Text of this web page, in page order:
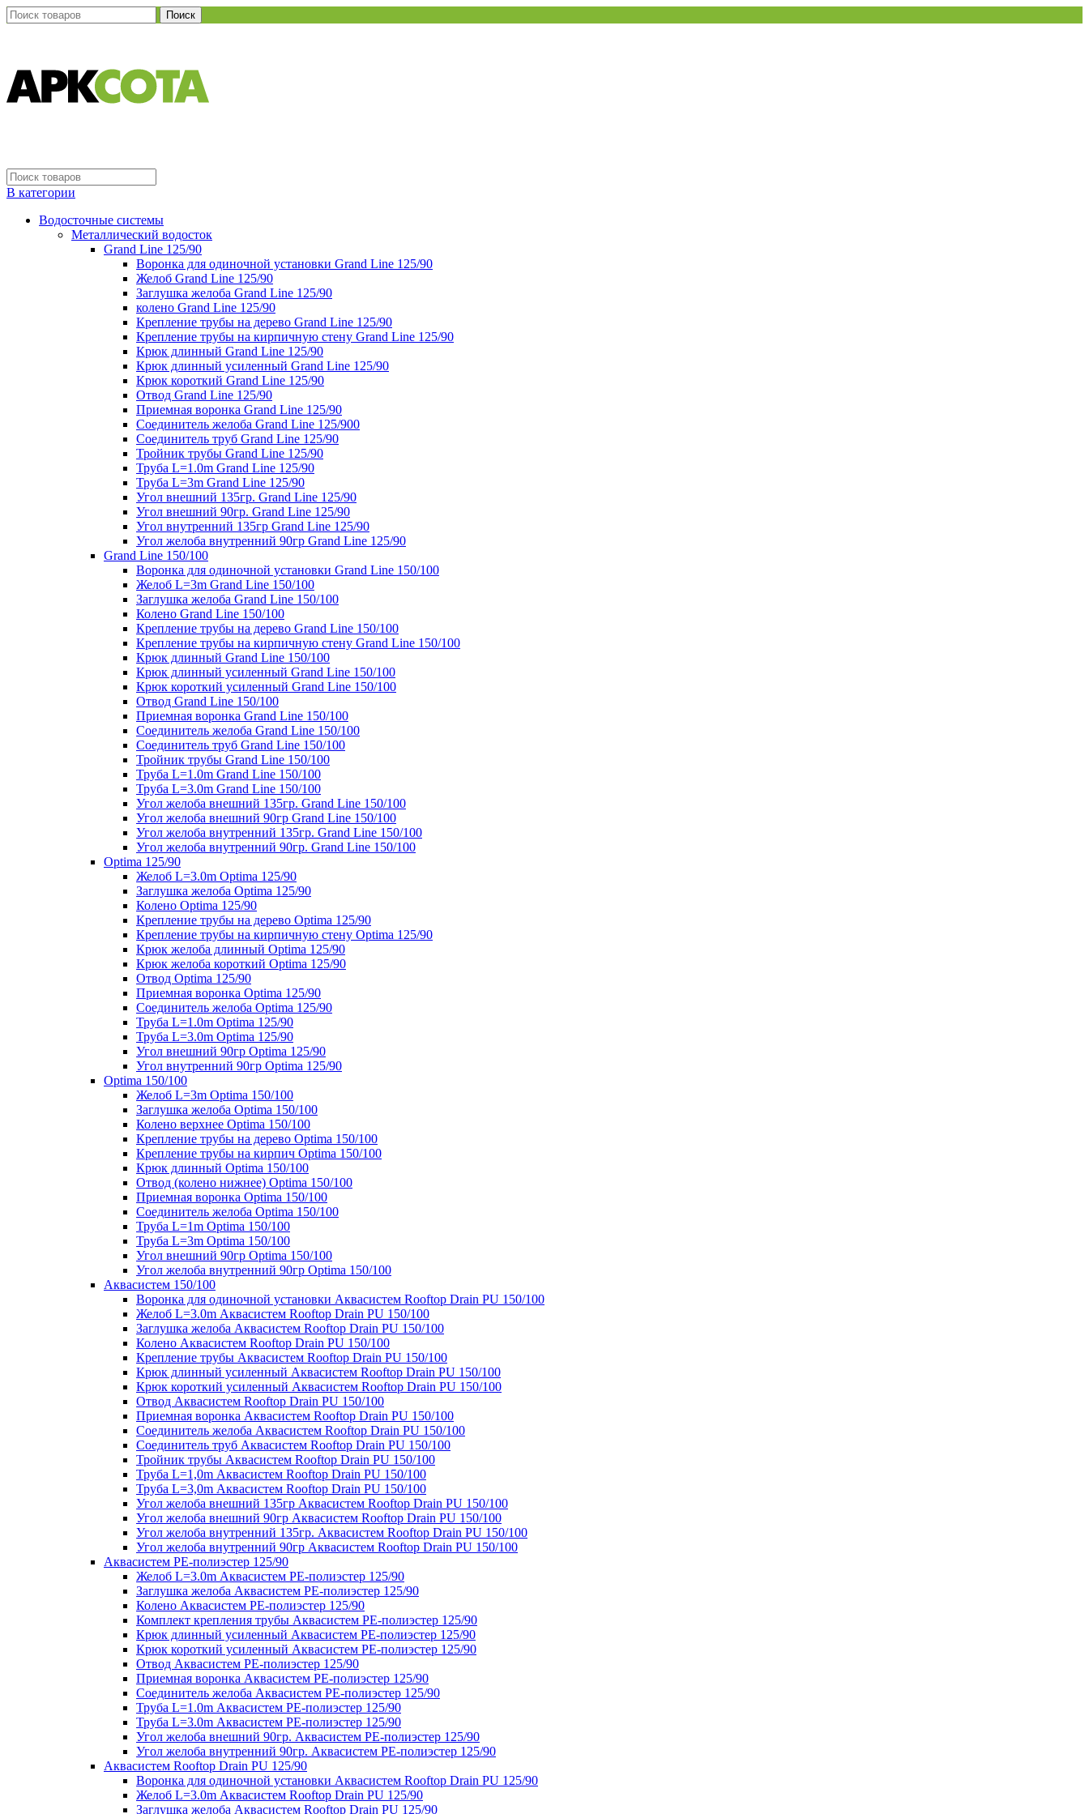
Поиск
В категории
Водосточные системы
Металлический водосток
Grand Line 125/90
Воронка для одиночной установки Grand Line 125/90
Желоб Grand Line 125/90
Заглушка желоба Grand Line 125/90
колено Grand Line 125/90
Крепление трубы на дерево Grand Line 125/90
Крепление трубы на кирпичную стену Grand Line 125/90
Крюк длинный Grand Line 125/90
Крюк длинный усиленный Grand Line 125/90
Крюк короткий Grand Line 125/90
Отвод Grand Line 125/90
Приемная воронка Grand Line 125/90
Соединитель желоба Grand Line 125/900
Соединитель труб Grand Line 125/90
Тройник трубы Grand Line 125/90
Труба L=1.0m Grand Line 125/90
Труба L=3m Grand Line 125/90
Угол внешний 135гр. Grand Line 125/90
Угол внешний 90гр. Grand Line 125/90
Угол внутренний 135гр Grand Line 125/90
Угол желоба внутренний 90гр Grand Line 125/90
Grand Line 150/100
Воронка для одиночной установки Grand Line 150/100
Желоб L=3m Grand Line 150/100
Заглушка желоба Grand Line 150/100
Колено Grand Line 150/100
Крепление трубы на дерево Grand Line 150/100
Крепление трубы на кирпичную стену Grand Line 150/100
Крюк длинный Grand Line 150/100
Крюк длинный усиленный Grand Line 150/100
Крюк короткий усиленный Grand Line 150/100
Отвод Grand Line 150/100
Приемная воронка Grand Line 150/100
Соединитель желоба Grand Line 150/100
Соединитель труб Grand Line 150/100
Тройник трубы Grand Line 150/100
Труба L=1.0m Grand Line 150/100
Труба L=3.0m Grand Line 150/100
Угол желоба внешний 135гр. Grand Line 150/100
Угол желоба внешний 90гр Grand Line 150/100
Угол желоба внутренний 135гр. Grand Line 150/100
Угол желоба внутренний 90гр. Grand Line 150/100
Optima 125/90
Желоб L=3.0m Optima 125/90
Заглушка желоба Optima 125/90
Колено Optima 125/90
Крепление трубы на дерево Optima 125/90
Крепление трубы на кирпичную стену Optima 125/90
Крюк желоба длинный Optima 125/90
Крюк желоба короткий Optima 125/90
Отвод Optima 125/90
Приемная воронка Optima 125/90
Соединитель желоба Optima 125/90
Труба L=1.0m Optima 125/90
Труба L=3.0m Optima 125/90
Угол внешний 90гр Optima 125/90
Угол внутренний 90гр Optima 125/90
Optima 150/100
Желоб L=3m Optima 150/100
Заглушка желоба Optima 150/100
Колено верхнее Optima 150/100
Крепление трубы на дерево Optima 150/100
Крепление трубы на кирпич Optima 150/100
Крюк длинный Optima 150/100
Отвод (колено нижнее) Optima 150/100
Приемная воронка Optima 150/100
Соединитель желоба Optima 150/100
Труба L=1m Optima 150/100
Труба L=3m Optima 150/100
Угол внешний 90гр Optima 150/100
Угол желоба внутренний 90гр Optima 150/100
Аквасистем 150/100
Воронка для одиночной установки Аквасистем Rooftop Drain PU 150/100
Желоб L=3.0m Аквасистем Rooftop Drain PU 150/100
Заглушка желоба Аквасистем Rooftop Drain PU 150/100
Колено Аквасистем Rooftop Drain PU 150/100
Крепление трубы Аквасистем Rooftop Drain PU 150/100
Крюк длинный усиленный Аквасистем Rooftop Drain PU 150/100
Крюк короткий усиленный Аквасистем Rooftop Drain PU 150/100
Отвод Аквасистем Rooftop Drain PU 150/100
Приемная воронка Аквасистем Rooftop Drain PU 150/100
Соединитель желоба Аквасистем Rooftop Drain PU 150/100
Соединитель труб Аквасистем Rooftop Drain PU 150/100
Тройник трубы Аквасистем Rooftop Drain PU 150/100
Труба L=1,0m Аквасистем Rooftop Drain PU 150/100
Труба L=3,0m Аквасистем Rooftop Drain PU 150/100
Угол желоба внешний 135гр Аквасистем Rooftop Drain PU 150/100
Угол желоба внешний 90гр Аквасистем Rooftop Drain PU 150/100
Угол желоба внутренний 135гр. Аквасистем Rooftop Drain PU 150/100
Угол желоба внутренний 90гр Аквасистем Rooftop Drain PU 150/100
Аквасистем PE-полиэстер 125/90
Желоб L=3.0m Аквасистем PE-полиэстер 125/90
Заглушка желоба Аквасистем PE-полиэстер 125/90
Колено Аквасистем PE-полиэстер 125/90
Комплект крепления трубы Аквасистем PE-полиэстер 125/90
Крюк длинный усиленный Аквасистем PE-полиэстер 125/90
Крюк короткий усиленный Аквасистем PE-полиэстер 125/90
Отвод Аквасистем РЕ-полиэстер 125/90
Приемная воронка Аквасистем PE-полиэстер 125/90
Соединитель желоба Аквасистем PE-полиэстер 125/90
Труба L=1.0m Аквасистем PE-полиэстер 125/90
Труба L=3.0m Аквасистем PE-полиэстер 125/90
Угол желоба внешний 90гр. Аквасистем PE-полиэстер 125/90
Угол желоба внутренний 90гр. Аквасистем PE-полиэстер 125/90
Аквасистем Rooftop Drain PU 125/90
Воронка для одиночной установки Аквасистем Rooftop Drain PU 125/90
Желоб L=3.0m Аквасистем Rooftop Drain PU 125/90
Заглушка желоба Аквасистем Rooftop Drain PU 125/90